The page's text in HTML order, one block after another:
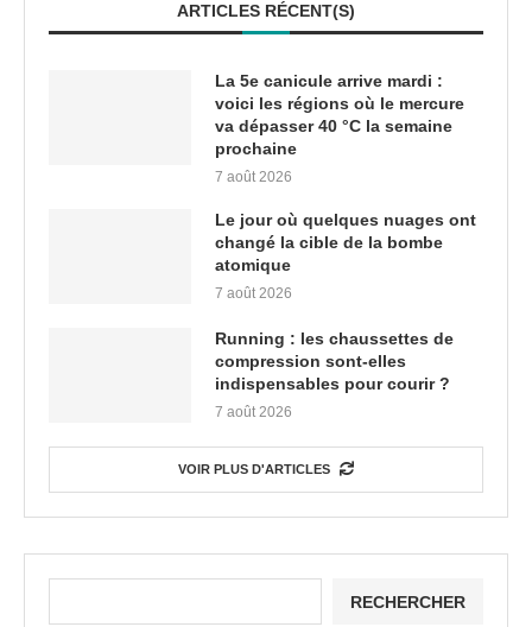
ARTICLES RÉCENT(S)
La 5e canicule arrive mardi :
voici les régions où le mercure
va dépasser 40 °C la semaine
prochaine
7 août 2026
Le jour où quelques nuages ont
changé la cible de la bombe
atomique
7 août 2026
Running : les chaussettes de
compression sont-elles
indispensables pour courir ?
7 août 2026
VOIR PLUS D'ARTICLES
RECHERCHER